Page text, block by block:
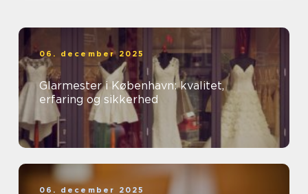
06. december 2025
Glarmester i København: kvalitet,
erfaring og sikkerhed
06. december 2025